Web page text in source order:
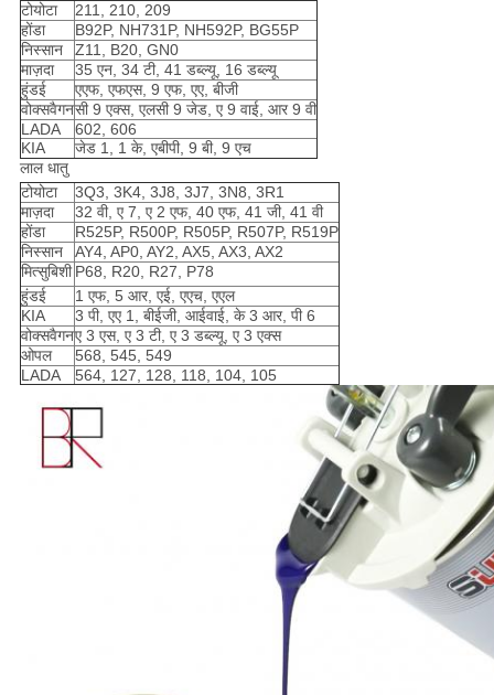
टोयोटा
211, 210, 209
होंडा
B92P, NH731P, NH592P, BG55P
निस्सान
Z11, B20, GN0
माज़दा
35 एन, 34 टी, 41 डब्ल्यू, 16 डब्ल्यू
हुंडई
एएफ, एफएस, 9 एफ, एए, बीजी
वोक्सवैगनसी 9 एक्स, एलसी 9 जेड, ए 9 वाई, आर 9 वी
LADA
602, 606
KIA
जेड 1, 1 के, एबीपी, 9 बी, 9 एच
लाल धातु
टोयोटा
3Q3, 3K4, 3J8, 3J7, 3N8, 3R1
माज़दा
32 वी, ए 7, ए 2 एफ, 40 एफ, 41 जी, 41 वी
होंडा
R525P, R500P, R505P, R507P, R519P
निस्सान
AY4, AP0, AY2, AX5, AX3, AX2
मित्सुबिशी P68, R20, R27, P78
हुंडई
1 एफ, 5 आर, एई, एएच, एएल
KIA
3 पी, एए 1, बीईजी, आईवाई, के 3 आर, पी 6
वोक्सवैगनए 3 एस, ए 3 टी, ए 3 डब्ल्यू, ए 3 एक्स
ओपल
568, 545, 549
LADA
564, 127, 128, 118, 104, 105